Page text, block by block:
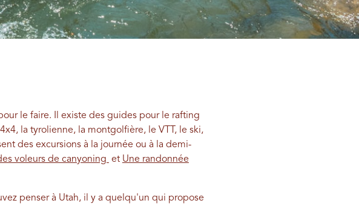
le faire. Il existe des guides pour le rafting
la tyrolienne, la montgolfière, le VTT, le ski,
des excursions à la journée ou à la demi-
voleurs de canyoning et Une randonnée
penser à Utah, il y a quelqu'un qui propose